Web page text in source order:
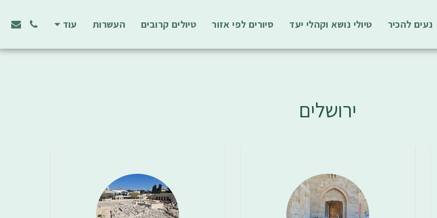
נעים להכיר טיולי נושא וקהלי יעד סיורים לפי אזור טיולים קרובים העשרות עוד
ירושלים